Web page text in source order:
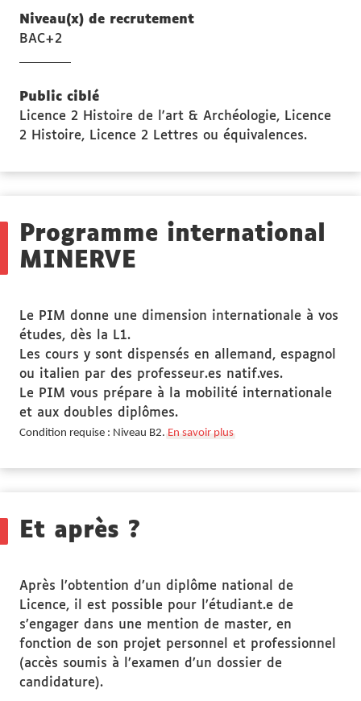
Niveau(x) de recrutement
BAC+2
Public ciblé
Licence 2 Histoire de l'art & Archéologie, Licence
2 Histoire, Licence 2 Lettres ou équivalences.
Programme international
MINERVE
Le PIM donne une dimension internationale à vos
études, dès la L1.
Les cours y sont dispensés en allemand, espagnol
ou italien par des professeur.es natif.ves.
Le PIM vous prépare à la mobilité internationale
et aux doubles diplômes.
Condition requise : Niveau B2. En savoir plus
Et après ?
Après l’obtention d’un diplôme national de
Licence, il est possible pour l’étudiant.e de
s’engager dans une mention de master, en
fonction de son projet personnel et professionnel
(accès soumis à l’examen d’un dossier de
candidature).